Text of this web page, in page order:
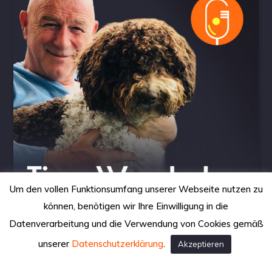
Wo lauern die Probleme?
Um den vollen Funktionsumfang unserer Webseite nutzen zu
können, benötigen wir Ihre Einwilligung in die
Datenverarbeitung und die Verwendung von Cookies gemäß
unserer Datenschutzerklärung. Akzeptieren